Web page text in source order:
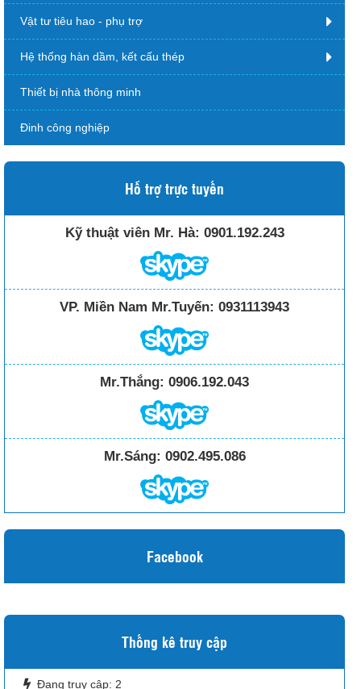
Vật tư tiêu hao - phụ trợ
Hệ thống hàn dầm, kết cấu thép
Thiết bị nhà thông minh
Đinh công nghiệp
Hỗ trợ trực tuyến
Kỹ thuật viên Mr. Hà: 0901.192.243
VP. Miền Nam Mr.Tuyến: 0931113943
Mr.Thắng: 0906.192.043
Mr.Sáng: 0902.495.086
Facebook
Thống kê truy cập
Đang truy cập: 2